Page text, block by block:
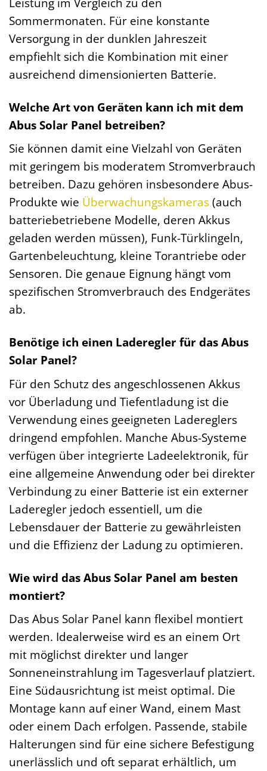
Sommermonaten. Für eine konstante
Versorgung in der dunklen Jahreszeit
empfiehlt sich die Kombination mit einer
ausreichend dimensionierten Batterie.
Welche Art von Geräten kann ich mit dem
Abus Solar Panel betreiben?
Sie können damit eine Vielzahl von Geräten
mit geringem bis moderatem Stromverbrauch
betreiben. Dazu gehören insbesondere Abus-
Produkte wie Überwachungskameras(auch
batteriebetriebene Modelle, deren Akkus
geladen werden müssen), Funk-Türklingeln,
Gartenbeleuchtung, kleine Torantriebe oder
Sensoren. Die genaue Eignung hängt vom
spezifischen Stromverbrauch des Endgerätes
ab.
Benötige ich einen Laderegler für das Abus
Solar Panel?
Für den Schutz des angeschlossenen Akkus
vor Überladung und Tiefentladung ist die
Verwendung eines geeigneten Ladereglers
dringend empfohlen. Manche Abus-Systeme
verfügen über integrierte Ladeelektronik, für
eine allgemeine Anwendung oder bei direkter
Verbindung zu einer Batterie ist ein externer
Laderegler jedoch essentiell, um die
Lebensdauer der Batterie zu gewährleisten
und die Effizienz der Ladung zu optimieren.
Wie wird das Abus Solar Panel am besten
montiert?
Das Abus Solar Panel kann flexibel montiert
werden. Idealerweise wird es an einem Ort
mit möglichst direkter und langer
Sonneneinstrahlung im Tagesverlauf platziert.
Eine Südausrichtung ist meist optimal. Die
Montage kann auf einer Wand, einem Mast
oder einem Dach erfolgen. Passende, stabile
Halterungen sind für eine sichere Befestigung
unerlässlich und oft separat erhältlich, um